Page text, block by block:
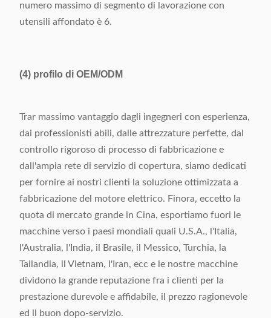
numero massimo di segmento di lavorazione con
utensili affondato è 6.
(4) profilo di OEM/ODM
Trar massimo vantaggio dagli ingegneri con esperienza,
dai professionisti abili, dalle attrezzature perfette, dal
controllo rigoroso di processo di fabbricazione e
dall'ampia rete di servizio di copertura, siamo dedicati
per fornire ai nostri clienti la soluzione ottimizzata a
fabbricazione del motore elettrico. Finora, eccetto la
quota di mercato grande in Cina, esportiamo fuori le
macchine verso i paesi mondiali quali U.S.A., l'Italia,
l'Australia, l'India, il Brasile, il Messico, Turchia, la
Tailandia, il Vietnam, l'Iran, ecc e le nostre macchine
dividono la grande reputazione fra i clienti per la
prestazione durevole e affidabile, il prezzo ragionevole
ed il buon dopo-servizio.